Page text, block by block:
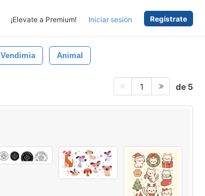
¡Elevate a Premium! Iniciar sesión Regístrate
Vendimia Animal
1 de 5